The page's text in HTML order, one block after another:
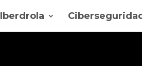
Iberdrola Ciberseguridad